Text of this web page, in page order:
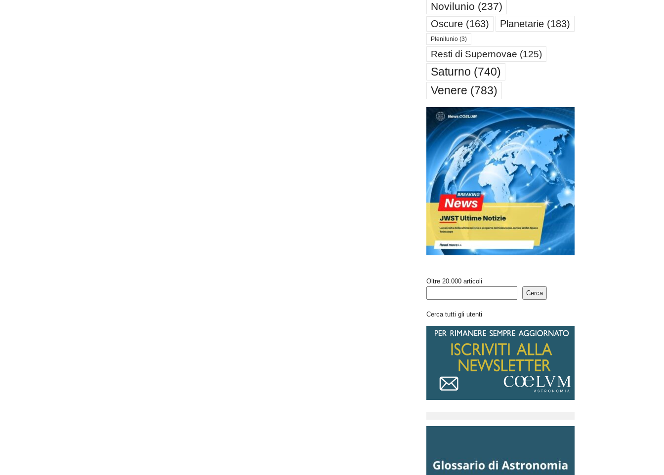
Novilunio (237)
Oscure(163) Planetarie(183)
Plenilunio(3)
Resti di Supernovae (125)
Saturno (740)
Venere (783)
Oltre 20.000 articoli
Cerca
Cerca tutti gli utenti